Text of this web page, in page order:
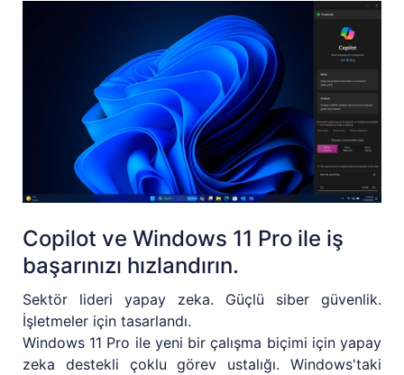
Copilot ve Windows 11 Pro ile iş
başarınızı hızlandırın.
Sektör lideri yapay zeka. Güçlü siber güvenlik.
İşletmeler için tasarlandı.
Windows 11 Pro ile yeni bir çalışma biçimi için yapay
zeka destekli çoklu görev ustalığı. Windows'taki